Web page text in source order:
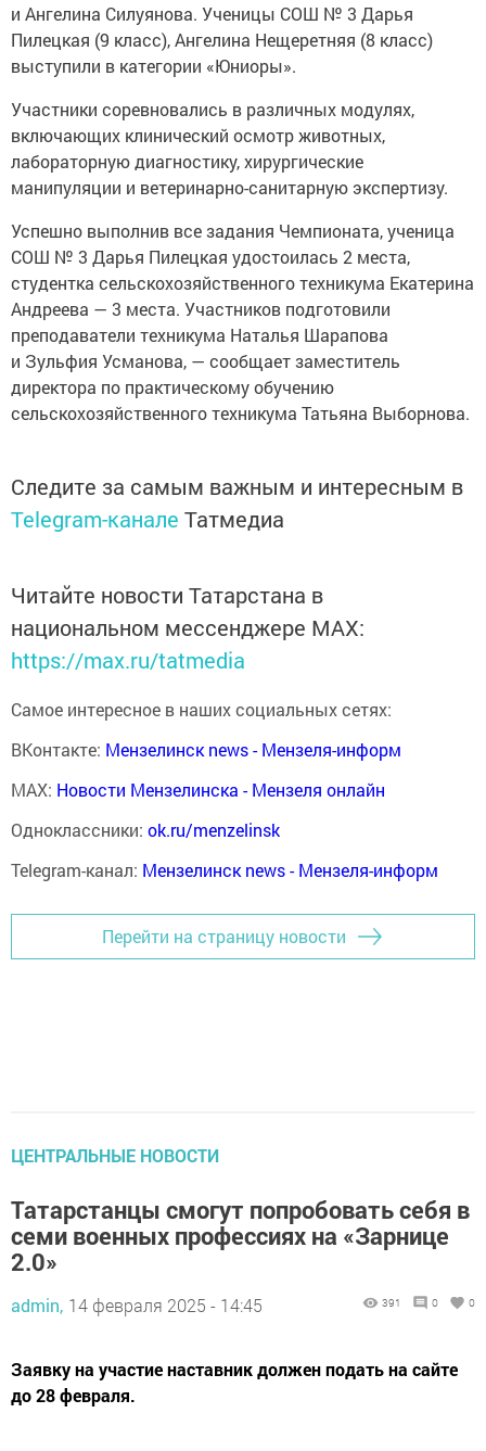
и Ангелина Силуянова. Ученицы СОШ № 3 Дарья
Пилецкая (9 класс), Ангелина Нещеретняя (8 класс)
выступили в категории «Юниоры».
Участники соревновались в различных модулях,
включающих клинический осмотр животных,
лабораторную диагностику, хирургические
манипуляции и ветеринарно-санитарную экспертизу.
Успешно выполнив все задания Чемпионата, ученица
СОШ № 3 Дарья Пилецкая удостоилась 2 места,
студентка сельскохозяйственного техникума Екатерина
Андреева — 3 места. Участников подготовили
преподаватели техникума Наталья Шарапова
и Зульфия Усманова, — сообщает заместитель
директора по практическому обучению
сельскохозяйственного техникума Татьяна Выборнова.
Следите за самым важным и интересным в
Telegram-канале Татмедиа
Читайте новости Татарстана в
национальном мессенджере MАХ:
https://max.ru/tatmedia
Самое интересное в наших социальных сетях:
ВКонтакте: Мензелинск news - Мензеля-информ
MAX: Новости Мензелинска - Мензеля онлайн
Одноклассники: ok.ru/menzelinsk
Telegram-канал: Мензелинск news - Мензеля-информ
Перейти на страницу новости
ЦЕНТРАЛЬНЫЕ НОВОСТИ
Татарстанцы смогут попробовать себя в
семи военных профессиях на «Зарнице
2.0»
admin, 14 февраля 2025 - 14:45 391 0 0
Заявку на участие наставник должен подать на сайте
до 28 февраля.